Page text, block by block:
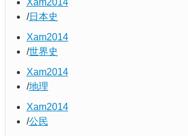
Xam2014
日本史
Xam2014
世界史
Xam2014
地理
Xam2014
公民